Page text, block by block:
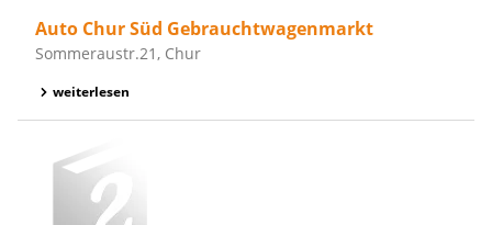
Auto Chur Süd Gebrauchtwagenmarkt
Sommeraustr.21, Chur
weiterlesen